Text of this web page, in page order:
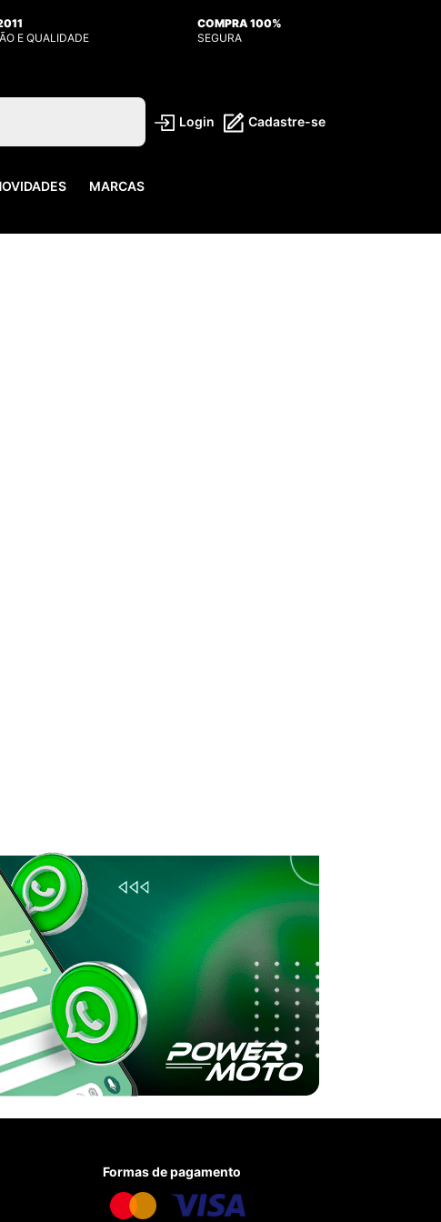
E QUALIDADE
COMPRA 100%
SEGURA
Login Cadastre-se
MARCAS
Formas de pagamento